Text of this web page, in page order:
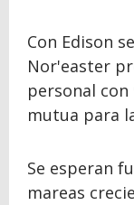
Con Edison
Nor'easter
personal
mutua para
Se esperan
mareas